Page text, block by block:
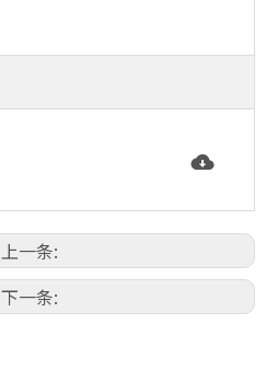
上一条:
下一条: